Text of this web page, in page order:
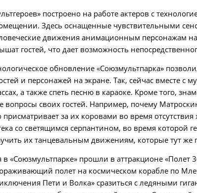
построено на работе актеров с
Здесь оснащенные чувствительными
движения анимационным персонажам
гостей, что дает возможность
обновление «Союзмультпарка»
и персонажей на экране. Так, сейчас вместе с
а также спеть песню в караоке. Кроме того,
вопросы своих гостей. Например, почему
присматривает за их коровами во время
со светящимся серпантином, во время которой
их танцевальным движениям, которые тут же
«Союзмультпарке» прошли в аттракционе «Полет
полет на космическом корабле по
Пети и Волка» сразиться с ледяными